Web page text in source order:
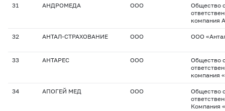
31 АНДРОМЕДА ООО
Общество
компания
32 АНТАЛ-СТРАХОВАНИЕ ООО ООО
33 АНТАРЕС ООО
Общество
компания
34 АПОГЕЙ МЕД ООО
Общество
Компания